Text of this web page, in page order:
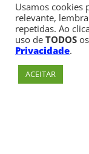
Usamos cookies
relevante,
repetidas. Ao
uso de TODOS
Privacidade.
ACEITAR